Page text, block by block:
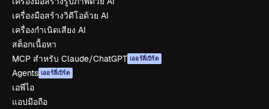
เครื่องมือสร้างวิดีโอด้วย AI
เครื่องกำเนิดเสียง AI
สต็อกเนื้อหา
MCP สำหรับ Claude/ChatGPT เออร์ลี่เบิร์ด
Agents เออร์ลี่เบิร์ด
เอพีไอ
แอปมือถือ